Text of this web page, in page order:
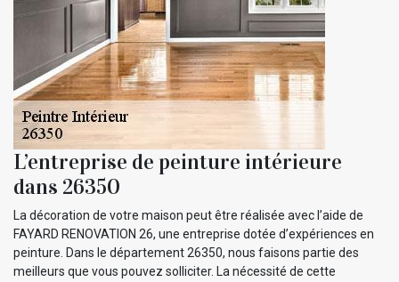
L’entreprise de peinture intérieure
dans 26350
La décoration de votre maison peut être réalisée avec l’aide de
FAYARD RENOVATION 26, une entreprise dotée d’expériences en
peinture. Dans le département 26350, nous faisons partie des
meilleurs que vous pouvez solliciter. La nécessité de cette